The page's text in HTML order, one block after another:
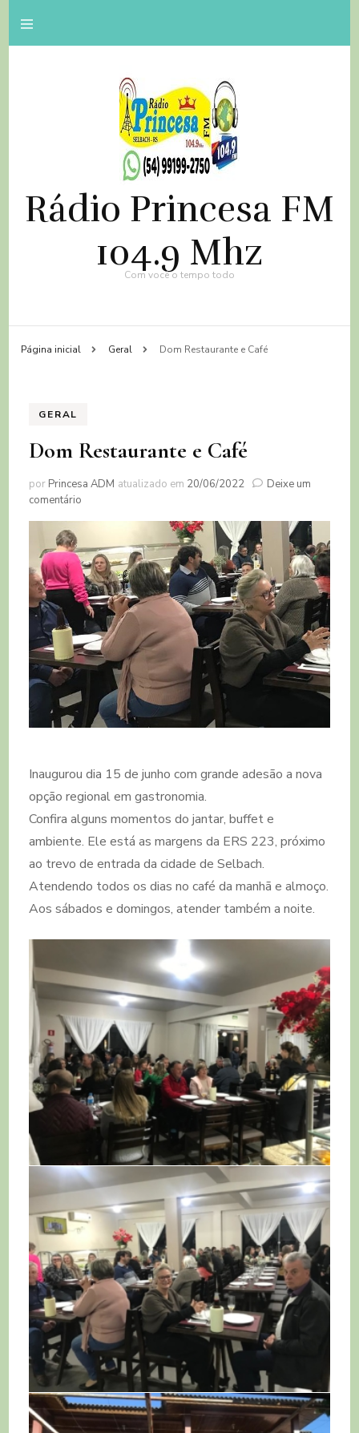
Rádio Princesa FM
104.9 Mhz
Com você o tempo todo
Página inicial Geral Dom Restaurante e Café
GERAL
Dom Restaurante e Café
por Princesa ADM atualizado em 20/06/2022
Deixe um
comentário
e
Café
Inaugurou dia 15 de junho com grande adesão a nova
opção regional em gastronomia.
Confira alguns momentos do jantar, buffet e
ambiente. Ele está as margens da ERS 223, próximo
ao trevo de entrada da cidade de Selbach.
Atendendo todos os dias no café da manhã e almoço.
Aos sábados e domingos, atender também a noite.